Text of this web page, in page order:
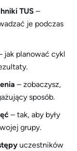
TUS –
je podczas
jak planować cykl
– zobaczysz,
sposób.
– tak, aby były
grupy.
uczestników